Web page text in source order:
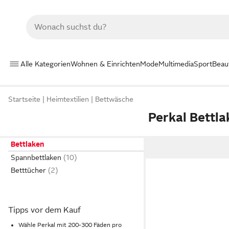
Alle KategorienWohnen & EinrichtenModeMultimediaSport
Startseite Heimtextilien Bettwäsche
Perkal
Bettlaken
Spannbettlaken
Betttücher
Tipps vor dem Kauf
Wähle Perkal mit 200-300 Fäden pro